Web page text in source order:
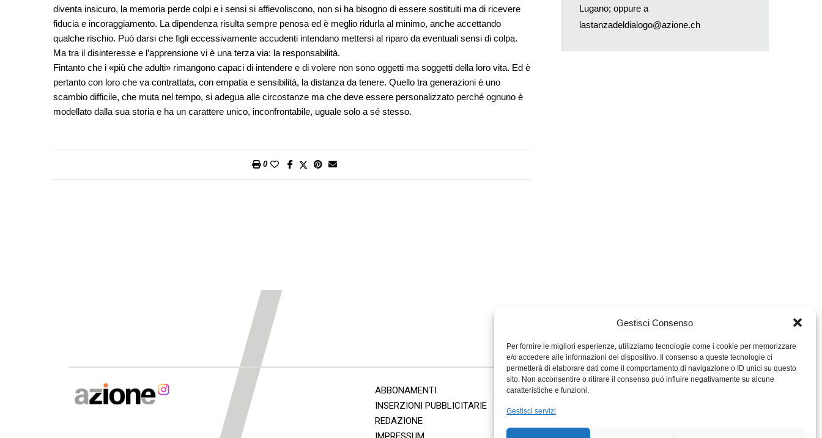
Gestisci Consenso
Per fornire le migliori esperienze, utilizziamo tecnologie come i cookie per memorizzare
e/o accedere alle informazioni del dispositivo. Il consenso a queste tecnologie ci
permetterà di elaborare dati come il comportamento di navigazione o ID unici su questo
sito. Non acconsentire o ritirare il consenso può influire negativamente su alcune
caratteristiche e funzioni.
Gestisci servizi
diventa insicuro, la memoria perde colpi e i sensi si affievoliscono, non si ha bisogno di essere sostituiti ma di ricevere
fiducia e incoraggiamento. La dipendenza risulta sempre penosa ed è meglio ridurla al minimo, anche accettando
qualche rischio. Può darsi che figli eccessivamente accudenti intendano mettersi al riparo da eventuali sensi di colpa.
Ma tra il disinteresse e l’apprensione vi è una terza via: la responsabilità.
Fintanto che i «più che adulti» rimangono capaci di intendere e di volere non sono oggetti ma soggetti della loro vita. Ed è
pertanto con loro che va contrattata, con empatia e sensibilità, la distanza da tenere. Quello tra generazioni è uno
scambio difficile, che muta nel tempo, si adegua alle circostanze ma che deve essere personalizzato perché ognuno è
modellato dalla sua storia e ha un carattere unico, inconfrontabile, uguale solo a sé stesso.
0
Lugano; oppure a
lastanzadeldialogo@azione.ch
ABBONAMENTI
INSERZIONI PUBBLICITARIE
REDAZIONE
MIGROS TICINO